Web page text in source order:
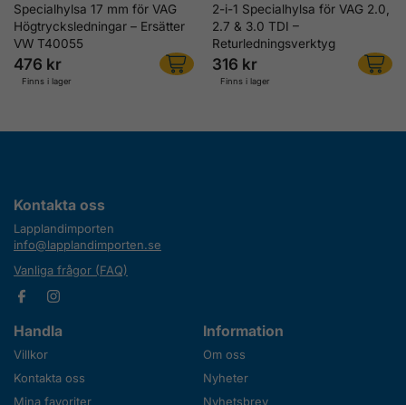
Specialhylsa 17 mm för VAG
Högtrycksledningar – Ersätter
VW T40055
476 kr
Finns i lager
2-i-1 Specialhylsa för VAG 2.0,
2.7 & 3.0 TDI –
Returledningsverktyg
316 kr
Finns i lager
Kontakta oss
Lapplandimporten
info@lapplandimporten.se
Vanliga frågor (FAQ)
Handla
Villkor
Kontakta oss
Mina favoriter
Information
Om oss
Nyheter
Nyhetsbrev